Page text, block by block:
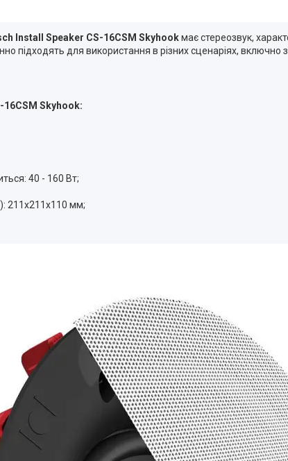
Install Speaker CS-16CSM Skyhookмає стереозвук,
підходять для використання в різних сценаріях,
16CSM Skyhook:
40 - 160 Вт;
211х211х110 мм;